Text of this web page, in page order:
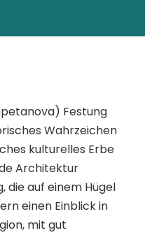
Festung
Wahrzeichen
kulturelles Erbe
Architektur
die auf einem Hügel
einen Einblick in
mit gut